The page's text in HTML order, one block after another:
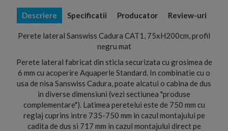
Descriere Specificatii Producator Review-uri
Perete lateral Sanswiss Cadura CAT1, 75xH200cm, profil
negru mat
Perete lateral fabricat din sticla securizata cu grosimea de
6 mm cu acoperire Aquaperle Standard. In combinatie cu o
usa de nisa Sanswiss Cadura, poate alcatui o cabina de dus
in diverse dimensiuni (vezi sectiunea "produse
complementare"). Latimea peretelui este de 750 mm cu
reglaj cuprins intre 735-750 mm in cazul montajului pe
cadita de dus si 717 mm in cazul montajului direct pe